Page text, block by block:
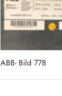
ABB- Bild 778